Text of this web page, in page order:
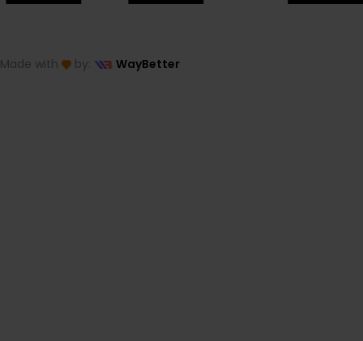
Made with by: WayBetter